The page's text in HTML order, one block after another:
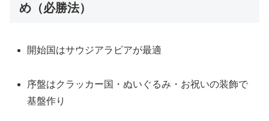
め（必勝法）
開始国はサウジアラビアが最適
序盤はクラッカー国・ぬいぐるみ・お祝いの装飾で
基盤作り